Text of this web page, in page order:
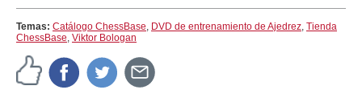
Temas: Catálogo ChessBase, DVD de entrenamiento de Ajedrez, Tienda
ChessBase, Viktor Bologan